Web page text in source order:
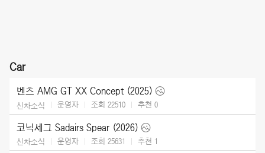
Car
벤츠 AMG GT XX Concept (2025)
신차소식 운영자 조회 22510 추천 0
코닉세그 Sadairs Spear (2026)
신차소식 운영자 조회 25631 추천 1